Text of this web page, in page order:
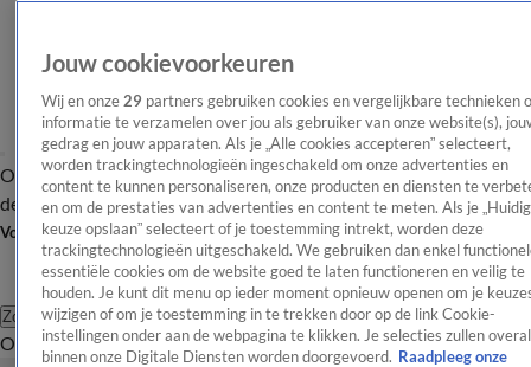
OverzichtAfleveringen Entertainment TV Algemeen
Tip
de redactieNieuwsbrief
Volg Shownieuws
Zoeken
OverzichtEntertainmentSpraakmakendRealityCrimeVideo's
Jouw cookievoorkeuren
Wij en onze 29 partners gebruiken cookies en vergelijkbare technieken
informatie te verzamelen over jou als gebruiker van onze website(s),
gedrag en jouw apparaten. Als je „Alle cookies accepteren” selecteert,
worden trackingtechnologieën ingeschakeld om onze advertenties en
content te kunnen personaliseren, onze producten en diensten te
en om de prestaties van advertenties en content te meten. Als je
keuze opslaan” selecteert of je toestemming intrekt, worden deze
trackingtechnologieën uitgeschakeld. We gebruiken dan enkel
essentiële cookies om de website goed te laten functioneren en veilig te
houden. Je kunt dit menu op ieder moment opnieuw openen om je
wijzigen of om je toestemming in te trekken door op de link Cookie-
instellingen onder aan de webpagina te klikken. Je selecties zullen overal
binnen onze Digitale Diensten worden doorgevoerd. Raadpleeg onze